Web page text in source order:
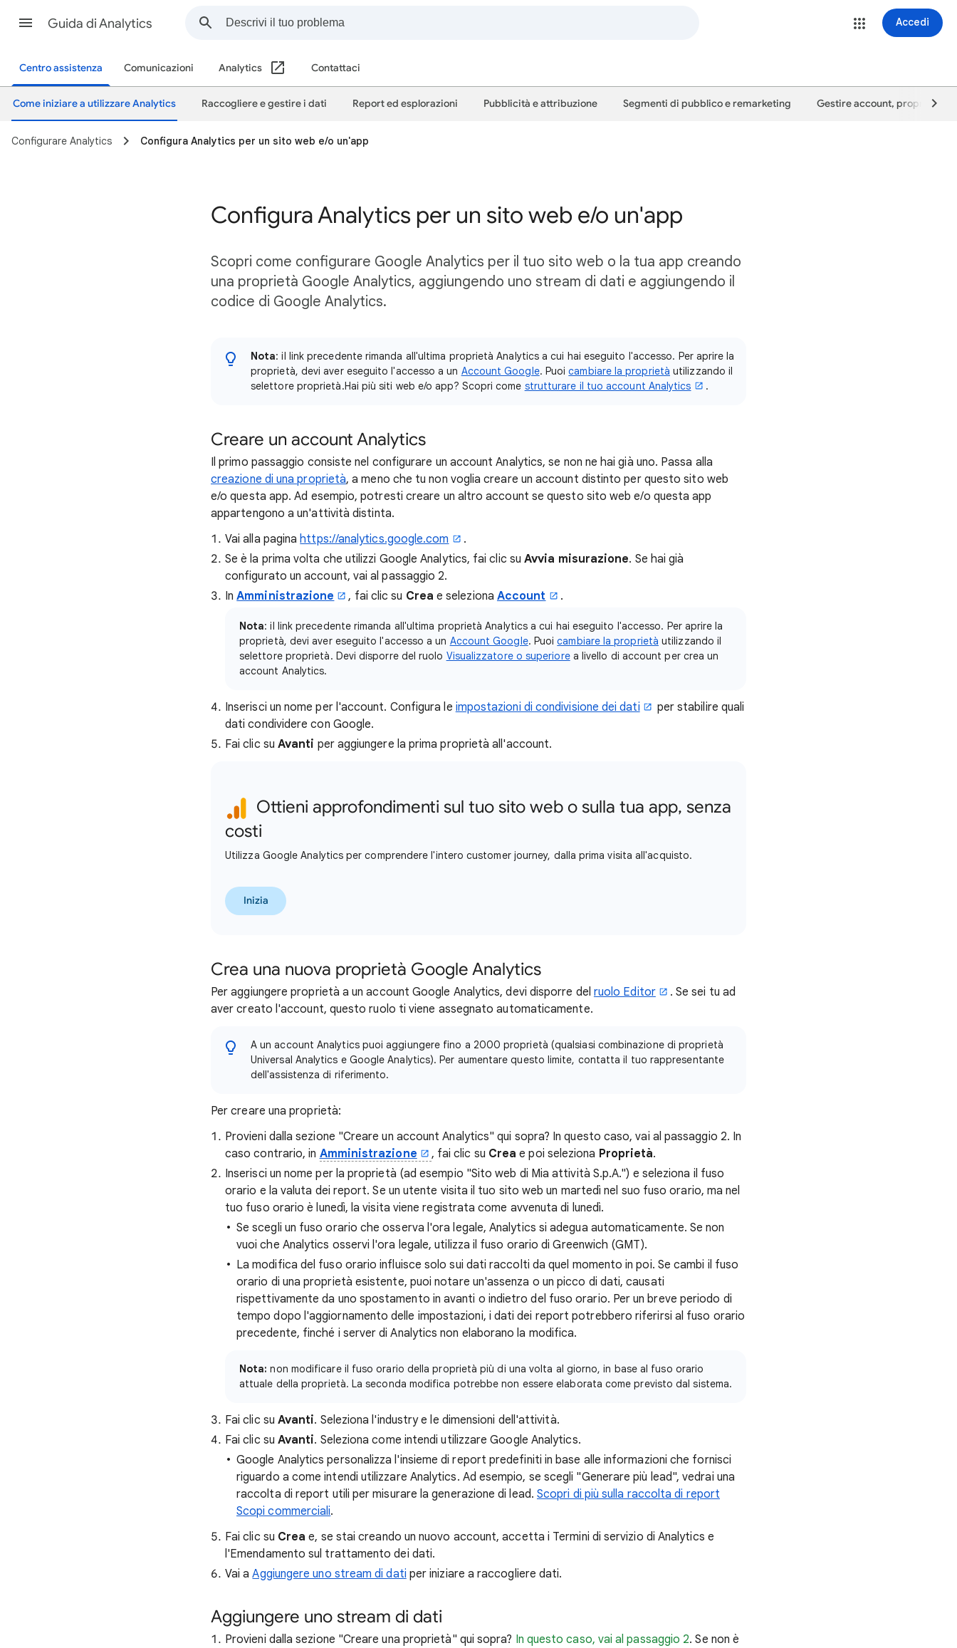
Guida di Analytics Accedi
Centro assistenza Comunicazioni Analytics Contattaci
Come iniziare a utilizzare Analytics Raccogliere e gestire i dati Report ed esplorazioni Pubblicità e attribuzione Segmenti di pubblico e remarketing Gestire account, proprietà e
Configurare Analytics Configura Analytics per un sito web e/o un'app
Configura Analytics per un sito web e/o un'app
Scopri come configurare Google Analytics per il tuo sito web o la tua app creando
una proprietà Google Analytics, aggiungendo uno stream di dati e aggiungendo il
codice di Google Analytics.
Nota: il link precedente rimanda all'ultima proprietà Analytics a cui hai eseguito l'accesso. Per aprire la
proprietà, devi aver eseguito l'accesso a un Account Google. Puoicambiare la proprietà utilizzando il
selettore proprietà.Hai più siti web e/o app? Scopri come strutturare il tuo account Analytics .
Creare un account Analytics
Il primo passaggio consiste nel configurare un account Analytics, se non ne hai già uno. Passa alla
creazione di una proprietà, a meno che tu non voglia creare un account distinto per questo sito web
e/o questa app. Ad esempio, potresti creare un altro account se questo sito web e/o questa app
appartengono a un'attività distinta.
Vai alla paginahttps://analytics.google.com
.
Se è la prima volta che utilizzi Google Analytics, fai clic suAvvia misurazione. Se hai già
configurato un account, vai al passaggio 2.
InAmministrazione , fai clic su Crea e seleziona Account .
Nota: il link precedente rimanda all'ultima proprietà Analytics a cui hai eseguito l'accesso. Per aprire la
proprietà, devi aver eseguito l'accesso a un Account Google. Puoicambiare la proprietà utilizzando il
selettore proprietà. Devi disporre del ruolo Visualizzatore o superiorea livello di account per crea un
account Analytics.
Inserisci un nome per l'account. Configura le impostazioni di condivisione dei dati
per stabilire quali
dati condividere con Google.
Fai clic su Avanti per aggiungere la prima proprietà all'account.
Ottieni approfondimenti sul tuo sito web o sulla tua app, senza
costi
Utilizza Google Analytics per comprendere l'intero customer journey, dalla prima visita all'acquisto.
Inizia
Crea una nuova proprietà Google Analytics
Per aggiungere proprietà a un account Google Analytics, devi disporre del ruolo Editor
. Se sei tu ad
aver creato l'account, questo ruolo ti viene assegnato automaticamente.
A un account Analytics puoi aggiungere fino a 2000 proprietà (qualsiasi combinazione di proprietà
Universal Analytics e Google Analytics). Per aumentare questo limite, contatta il tuo rappresentante
dell'assistenza di riferimento.
Per creare una proprietà:
Provieni dalla sezione "Creare un account Analytics" qui sopra? In questo caso, vai al passaggio 2. In
caso contrario, in Amministrazione , fai clic su Crea e poi seleziona Proprietà.
Inserisci un nome per la proprietà (ad esempio "Sito web di Mia attività S.p.A.") e seleziona il fuso
orario e la valuta dei report. Se un utente visita il tuo sito web un martedì nel suo fuso orario, ma nel
tuo fuso orario è lunedì, la visita viene registrata come avvenuta di lunedì.
Se scegli un fuso orario che osserva l'ora legale, Analytics si adegua automaticamente. Se non
vuoi che Analytics osservi l'ora legale, utilizza il fuso orario di Greenwich (GMT).
La modifica del fuso orario influisce solo sui dati raccolti da quel momento in poi. Se cambi il fuso
orario di una proprietà esistente, puoi notare un'assenza o un picco di dati, causati
rispettivamente da uno spostamento in avanti o indietro del fuso orario. Per un breve periodo di
tempo dopo l'aggiornamento delle impostazioni, i dati dei report potrebbero riferirsi al fuso orario
precedente, finché i server di Analytics non elaborano la modifica.
Nota: non modificare il fuso orario della proprietà più di una volta al giorno, in base al fuso orario
attuale della proprietà. La seconda modifica potrebbe non essere elaborata come previsto dal sistema.
Fai clic su Avanti. Seleziona l'industry e le dimensioni dell'attività.
Fai clic su Avanti. Seleziona come intendi utilizzare Google Analytics.
Google Analytics personalizza l'insieme di report predefiniti in base alle informazioni che fornisci
riguardo a come intendi utilizzare Analytics. Ad esempio, se scegli "Generare più lead", vedrai una
raccolta di report utili per misurare la generazione di lead. Scopri di più sulla raccolta di report
Scopi commerciali.
Fai clic su Crea e, se stai creando un nuovo account, accetta i Termini di servizio di Analytics e
l'Emendamento sul trattamento dei dati.
Vai aAggiungere uno stream di dati per iniziare a raccogliere dati.
Aggiungere uno stream di dati
Provieni dalla sezione "Creare una proprietà" qui sopra? In questo caso, vai al passaggio 2. Se non è